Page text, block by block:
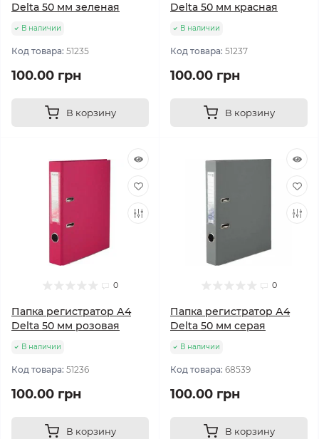
Delta 50 мм зеленая
В наличии
Код товара: 51235
100.00 грн
В корзину
Delta 50 мм красная
В наличии
Код товара: 51237
100.00 грн
В корзину
0
Папка регистратор А4
Delta 50 мм розовая
В наличии
Код товара: 51236
100.00 грн
В корзину
0
Папка регистратор А4
Delta 50 мм серая
В наличии
Код товара: 68539
100.00 грн
В корзину